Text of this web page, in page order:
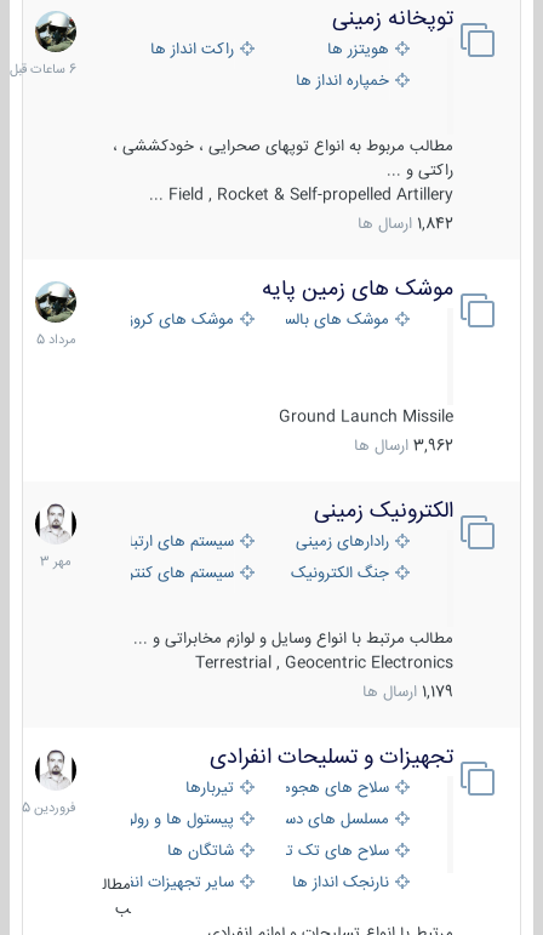
توپخانه زمینی
هویتزر ها
راکت انداز ها
خمپاره انداز ها
مطالب مربوط به انواع توپهای صحرایی ، خودکششی ،
راکتی و ...
Field , Rocket & Self-propelled Artillery ...
1,842 ارسال ها
6
ساعات
قبل
موشک های زمین پایه
موشک های بالستیک موشک های کروز
Ground Launch Missile
3,962 ارسال ها
2
مرداد
1405
الکترونیک زمینی
رادارهای زمینی
سیستم های ارتباطی و جمع آوری
جنگ الکترونیک
سیستم های کنترل آتش و تجهیزات
مطالب مرتبط با انواع وسایل و لوازم مخابراتی و ...
Terrestrial , Geocentric Electronics
1,179 ارسال ها
1
مهر
1403
تجهیزات و تسلیحات انفرادی
سلاح های هجومی
تیربارها
مسلسل های دستی
پیستول ها و رولورها
سلاح های تک تیر اندازیشاتگان ها
نارنجک انداز ها
سایر تجهیزات انفرادی
مطال
ب
17
فروردین
1405